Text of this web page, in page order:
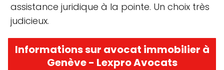
assistance juridique à la pointe. Un choix très
judicieux.
Informations sur avocat immobilier à
Genève - Lexpro Avocats